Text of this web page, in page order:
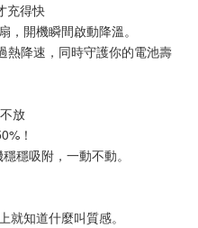
充得快
，開機瞬間啟動降溫。
熱降速，同時守護你的電池壽
放
！
穩吸附，一動不動。
就知道什麼叫質感。